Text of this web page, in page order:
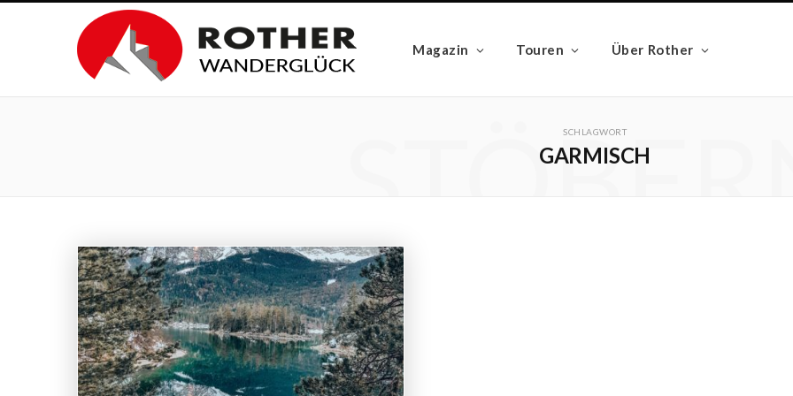
Magazin Touren Über Rother
SCHLAGWORT
GARMISCH
STÖBERN